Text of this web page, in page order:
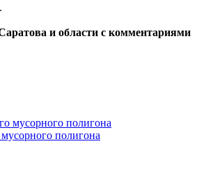
и области с комментариями
мусорного полигона